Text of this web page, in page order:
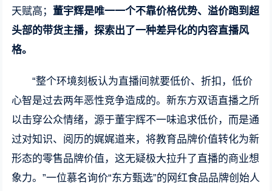
天赋高； 董宇辉是唯一一个不靠价格优势、溢价跑到超
头部的带货主播，探索出了一种差异化的内容直播风
格。
“整个环境刻板认为直播间就要低价、折扣，低价
心智是过去两年恶性竞争造成的。新东方双语直播之所
以击穿公众情绪，源于董宇辉不一味追求低价，而是通
过对知识、阅历的娓娓道来，将教育品牌价值转化为新
形态的零售品牌价值，这无疑极大拉升了直播的商业想
象力。”一位慕名询价“东方甄选”的网红食品品牌创始人